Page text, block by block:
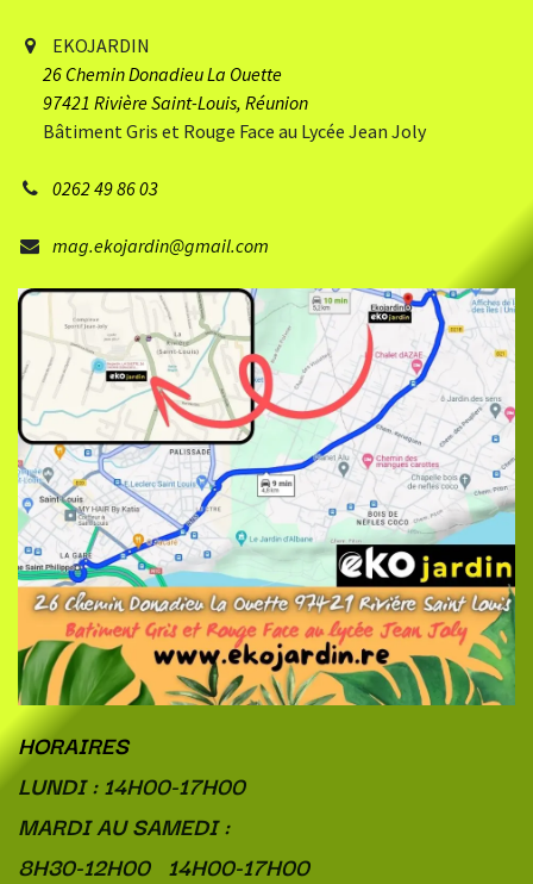
EKOJARDIN
26 Chemin Donadieu​ La Ouette
97421 Rivière Saint-Louis, Réunion
Bâtiment Gris et Rouge Face au Lycée Jean Joly
0262 49 86 03
mag.ekojardin@gmail.com
HORAIRES
LUNDI : 14H00-17H00
MARDI AU SAMEDI :
8H30-12H00 14H00-17H00